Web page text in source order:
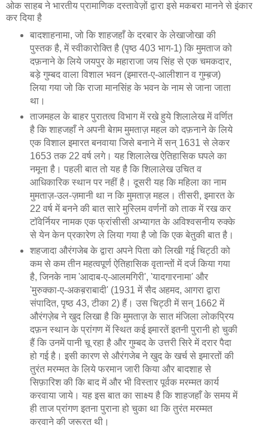
ओक साहब ने भारतीय प्रामाणिक दस्तावेज़ों द्वारा इसे मकबरा मानने से इंकार
कर दिया है
बादशाहनामा, जो कि शाहजहाँ के दरबार के लेखाजोखा की
पुस्तक है, में स्वीकारोक्ति है (पृष्ठ 403 भाग-1) कि मुमताज को
दफ़नाने के लिये जयपुर के महाराजा जय सिंह से एक चमकदार,
बड़े गुम्बद वाला विशाल भवन (इमारत-ए-आलीशान व गुम्ब़ज)
लिया गया जो कि राजा मानसिंह के भवन के नाम से जाना जाता
था।
ताजमहल के बाहर पुरातत्व विभाग में रखे हुये शिलालेख में वर्णित
है कि शाहजहाँ ने अपनी बेग़म मुमताज़ महल को दफ़नाने के लिये
एक विशाल इमारत बनवाया जिसे बनाने में सन् 1631 से लेकर
1653 तक 22 वर्ष लगे। यह शिलालेख ऐतिहासिक घपले का
नमूना है। पहली बात तो यह है कि शिलालेख उचित व
आधिकारिक स्थान पर नहीं है। दूसरी यह कि महिला का नाम
मुमताज़-उल-ज़मानी था न कि मुमताज़ महल। तीसरी, इमारत के
22 वर्ष में बनने की बात सारे मुस्लिम वर्णनों को ताक में रख कर
टॉवेर्नियर नामक एक फ्रांसीसी अभ्यागत के अविश्वसनीय रुक्के
से येन केन प्रकारेण ले लिया गया है जो कि एक बेतुकी बात है।
शहजादा औरंगजेब के द्वारा अपने पिता को लिखी गई चिट्ठी को
कम से कम तीन महत्वपूर्ण ऐतिहासिक वृतान्तों में दर्ज किया गया
है, जिनके नाम 'आदाब-ए-आलमगिरी', 'यादगारनामा' और
'मुरुक्का-ए-अकब़राबादी' (1931 में सैद अहमद, आगरा द्वारा
संपादित, पृष्ठ 43, टीका 2) हैं। उस चिट्ठी में सन् 1662 में
औरंगज़ेब ने खुद लिखा है कि मुमताज़ के सात मंजिला लोकप्रिय
दफ़न स्थान के प्रांगण में स्थित कई इमारतें इतनी पुरानी हो चुकी
हैं कि उनमें पानी चू रहा है और गुम्बद के उत्तरी सिरे में दरार पैदा
हो गई है। इसी कारण से औरंगजेब ने खुद के खर्च से इमारतों की
तुरंत मरम्मत के लिये फरमान जारी किया और बादशाह से
सिफ़ारिश की कि बाद में और भी विस्तार पूर्वक मरम्मत कार्य
करवाया जाये। यह इस बात का साक्ष्य है कि शाहजहाँ के समय में
ही ताज प्रांगण इतना पुराना हो चुका था कि तुरंत मरम्मत
करवाने की जरूरत थी।